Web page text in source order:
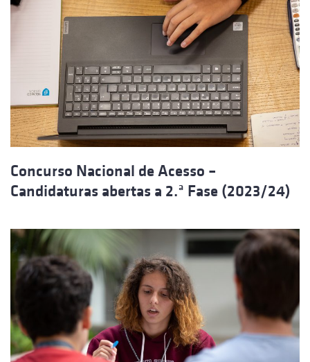
Concurso Nacional de Acesso –
Candidaturas abertas a 2.ª Fase (2023/24)